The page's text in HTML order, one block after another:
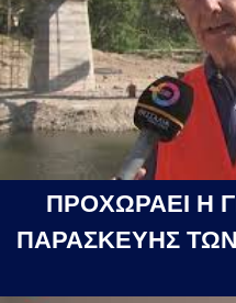
ΠΡΟΧΩΡΑΕΙ Η
ΠΑΡΑΣΚΕΥΗΣ